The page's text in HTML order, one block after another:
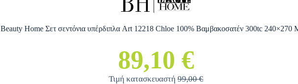
Beauty Home Σετ σεντόνια υπέρδιπλα Art 12218 Chloe 100% Βαμβακοσατέν 300tc 240×270
89,10 €
Τιμή κατασκευαστή99,00 €